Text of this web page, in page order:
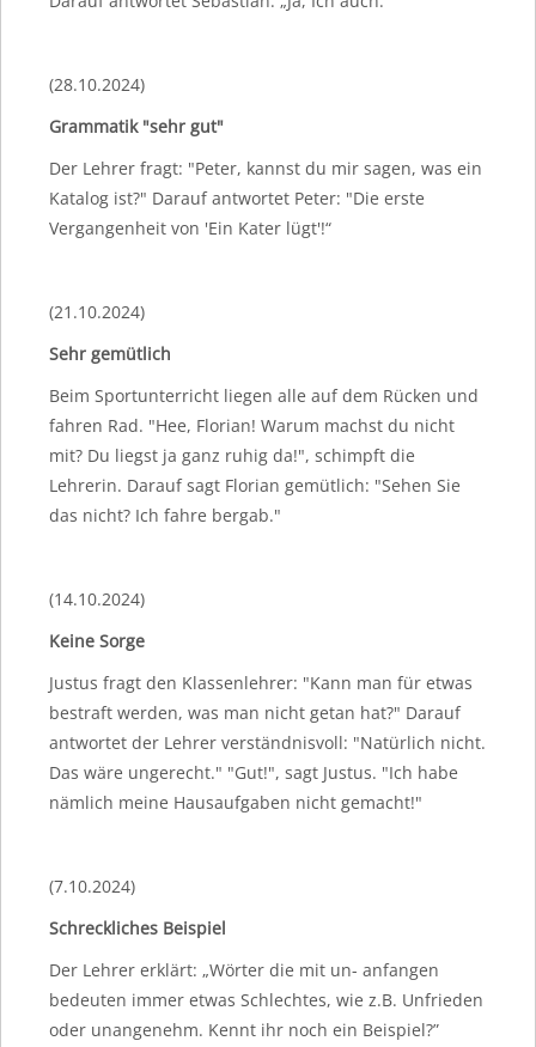
(28.10.2024)
Grammatik "sehr gut"
Der Lehrer fragt: "Peter, kannst du mir sagen, was ein
Katalog ist?" Darauf antwortet Peter: "Die erste
Vergangenheit von 'Ein Kater lügt'!“
(21.10.2024)
Sehr gemütlich
Beim Sportunterricht liegen alle auf dem Rücken und
fahren Rad. "Hee, Florian! Warum machst du nicht
mit? Du liegst ja ganz ruhig da!", schimpft die
Lehrerin. Darauf sagt Florian gemütlich: "Sehen Sie
das nicht? Ich fahre bergab."
(14.10.2024)
Keine Sorge
Justus fragt den Klassenlehrer: "Kann man für etwas
bestraft werden, was man nicht getan hat?" Darauf
antwortet der Lehrer verständnisvoll: "Natürlich nicht.
Das wäre ungerecht." "Gut!", sagt Justus. "Ich habe
nämlich meine Hausaufgaben nicht gemacht!"
(7.10.2024)
Schreckliches Beispiel
Der Lehrer erklärt: „Wörter die mit un- anfangen
bedeuten immer etwas Schlechtes, wie z.B. Unfrieden
oder unangenehm. Kennt ihr noch ein Beispiel?”